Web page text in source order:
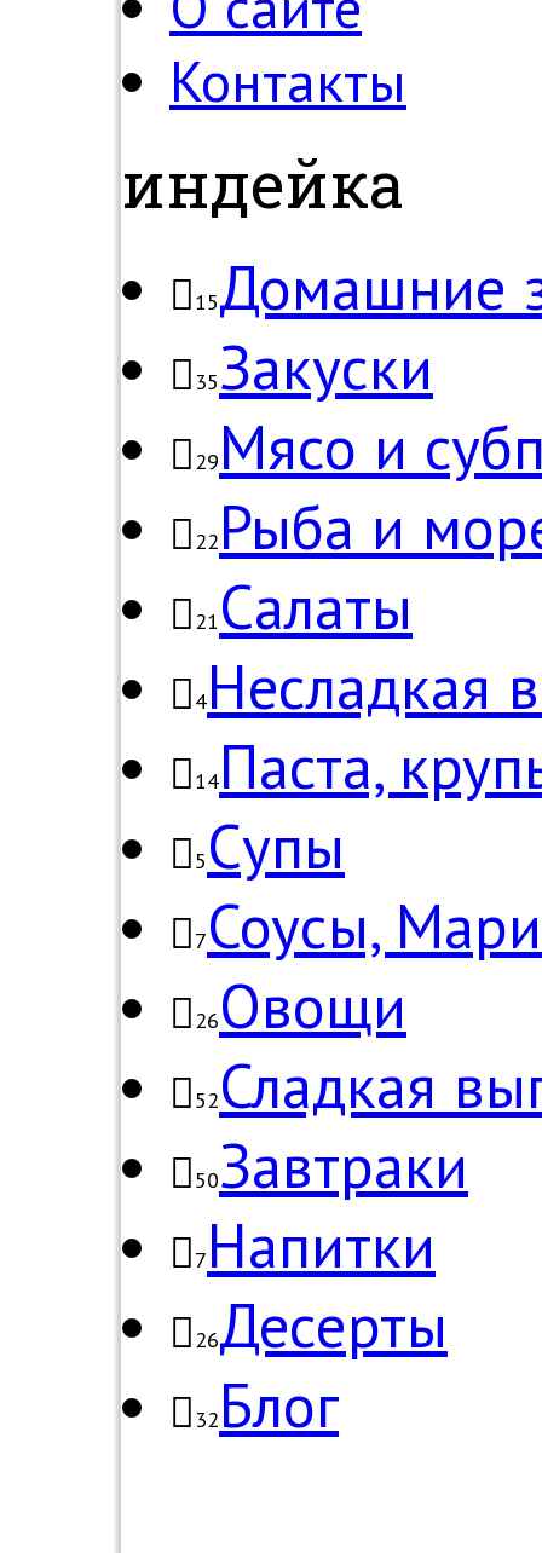
Контакты
индейка
15Домашние
35Закуски
29 Мясо и
22 Рыба и
21 Салаты
4Несладкая
14Паста,
5 Супы
7Соусы,
26Овощи
52Сладкая
50Завтраки
7 Напитки
26Десерты
32 Блог